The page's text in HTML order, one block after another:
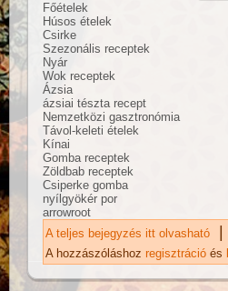
Főételek
Húsos ételek
Csirke
Szezonális receptek
Nyár
Wok receptek
Ázsia
ázsiai tészta recept
Nemzetközi gasztronómia
Távol-keleti ételek
Kínai
Gomba receptek
Zöldbab receptek
Csiperke gomba
nyílgyökér por
arrowroot
A teljes bejegyzés itt olvasható
|
A hozzászóláshoz regisztráció és